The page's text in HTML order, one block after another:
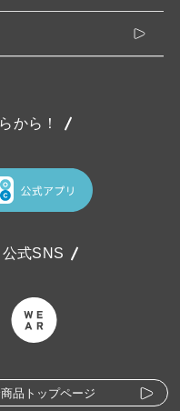
から！
公式SNS
品トップページ